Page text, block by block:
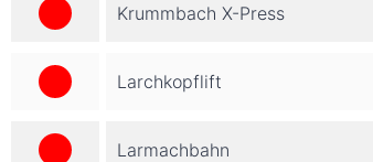
Krummbach X-Press
Larchkopflift
Larmachbahn